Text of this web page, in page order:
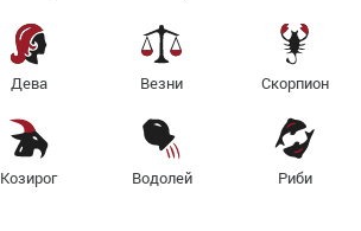
Дева Везни Скорпион
Козирог Водолей Риби